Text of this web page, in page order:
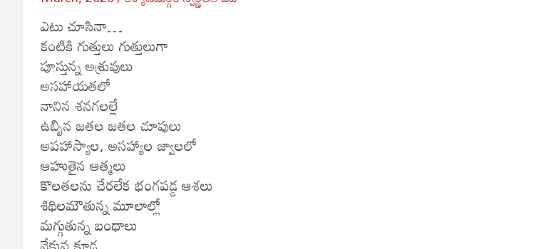
ఎటు చూసినా…
కంటికి గుత్తులు గుత్తులుగా
పూస్తున్న అశ్రువులు
అసహాయతలో
నానిన శనగలల్లే
ఉబ్బిన జతల జతల చూపులు
అపహాస్యాల, అసహ్యాల జ్వాలలో
ఆహుతైన ఆత్మలు
కొలతలను చేరలేక భంగపడ్డ ఆశలు
శిథిలమౌతున్న మూలాల్లో
మగ్గుతున్న బంధాలు